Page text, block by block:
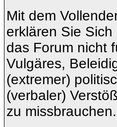
Mit dem
erklären Sie
das Forum nicht
Vulgäres,
(extremer)
(verbaler)
zu missbrauchen.